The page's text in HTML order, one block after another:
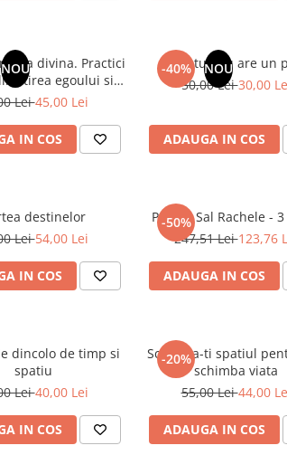
NOU divina. Practici
egoului si
cu sufletul
Lei45,00 Lei
IN COS
-40% NOU
Sufletul tau are un
50,00 Lei30,00
ADAUGA IN COS
destinelor
Lei54,00 Lei
IN COS
-50%
Pachet Sal Rachele -
247,51 Lei123,76
ADAUGA IN COS
dincolo de timp si
spatiu
Lei40,00 Lei
IN COS
-20%
Schimba-ti spatiul
schimba viata
55,00 Lei44,00
ADAUGA IN COS